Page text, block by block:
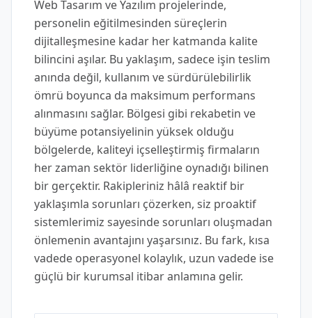
Web Tasarım ve Yazılım projelerinde,
personelin eğitilmesinden süreçlerin
dijitalleşmesine kadar her katmanda kalite
bilincini aşılar. Bu yaklaşım, sadece işin teslim
anında değil, kullanım ve sürdürülebilirlik
ömrü boyunca da maksimum performans
alınmasını sağlar. Bölgesi gibi rekabetin ve
büyüme potansiyelinin yüksek olduğu
bölgelerde, kaliteyi içselleştirmiş firmaların
her zaman sektör liderliğine oynadığı bilinen
bir gerçektir. Rakipleriniz hâlâ reaktif bir
yaklaşımla sorunları çözerken, siz proaktif
sistemlerimiz sayesinde sorunları oluşmadan
önlemenin avantajını yaşarsınız. Bu fark, kısa
vadede operasyonel kolaylık, uzun vadede ise
güçlü bir kurumsal itibar anlamına gelir.